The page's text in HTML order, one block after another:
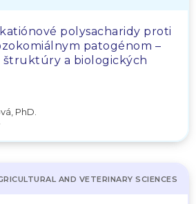
polysacharidy proti
patogénom –
a biologických
PhD.
AND VETERINARY SCIENCES